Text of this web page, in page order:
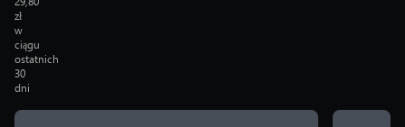
zł
w
ciągu
ostatnich
30
dni